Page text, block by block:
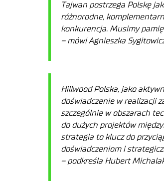
Tajwan postrzega Polskę
różnorodne,
konkurencja. Musimy
– mówi Agnieszka
Hillwood Polska, jako
doświadczenie w realizacji
szczególnie w obszarach
do dużych projektów
strategia to klucz do
doświadczeniom i
– podkreśla Hubert